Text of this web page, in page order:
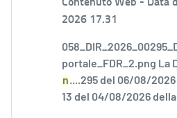
2026 17.31
portale_FDR_2.png La
n....295 del 06/08/
13 del 04/08/2026